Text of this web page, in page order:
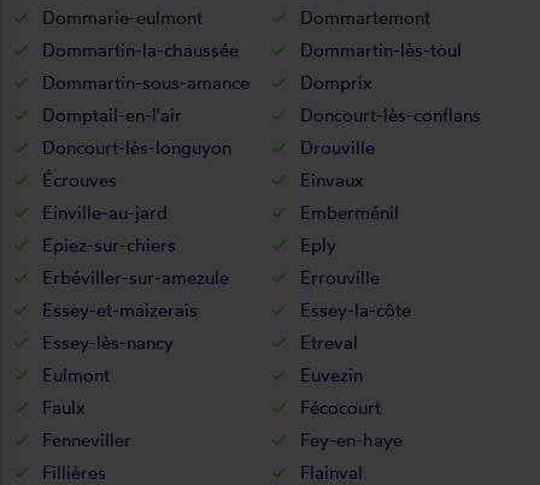
Dommarie-eulmont
Dommartemont
Dommartin-la-chaussée
Dommartin-lès-toul
Dommartin-sous-amance
Domprix
Domptail-en-l'air
Doncourt-lès-conflans
Doncourt-lès-longuyon
Drouville
Écrouves
Einvaux
Einville-au-jard
Emberménil
Epiez-sur-chiers
Eply
Erbéviller-sur-amezule
Errouville
Essey-et-maizerais
Essey-la-côte
Essey-lès-nancy
Etreval
Eulmont
Euvezin
Faulx
Fécocourt
Fenneviller
Fey-en-haye
Fillières
Flainval